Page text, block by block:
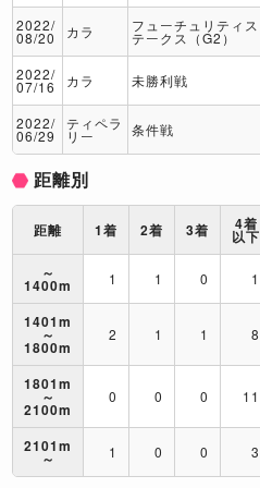
2022/
08/20 カラ フューチュリティス
テークス（G2）
2022/
07/16 カラ 未勝利戦
2022/
06/29
ティペラ
リー 条件戦
距離別
距離 1着 2着 3着 4着
以下
～
1400m 1 1 0 1
1401m
～
1800m
2 1 1 8
1801m
～
2100m
0 0 0 11
2101m
～ 1 0 0 3